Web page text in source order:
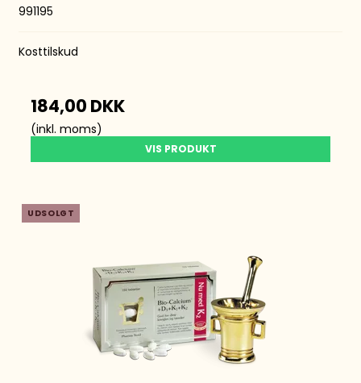
991195
Kosttilskud
184,00 DKK
(inkl. moms)
VIS PRODUKT
UDSOLGT